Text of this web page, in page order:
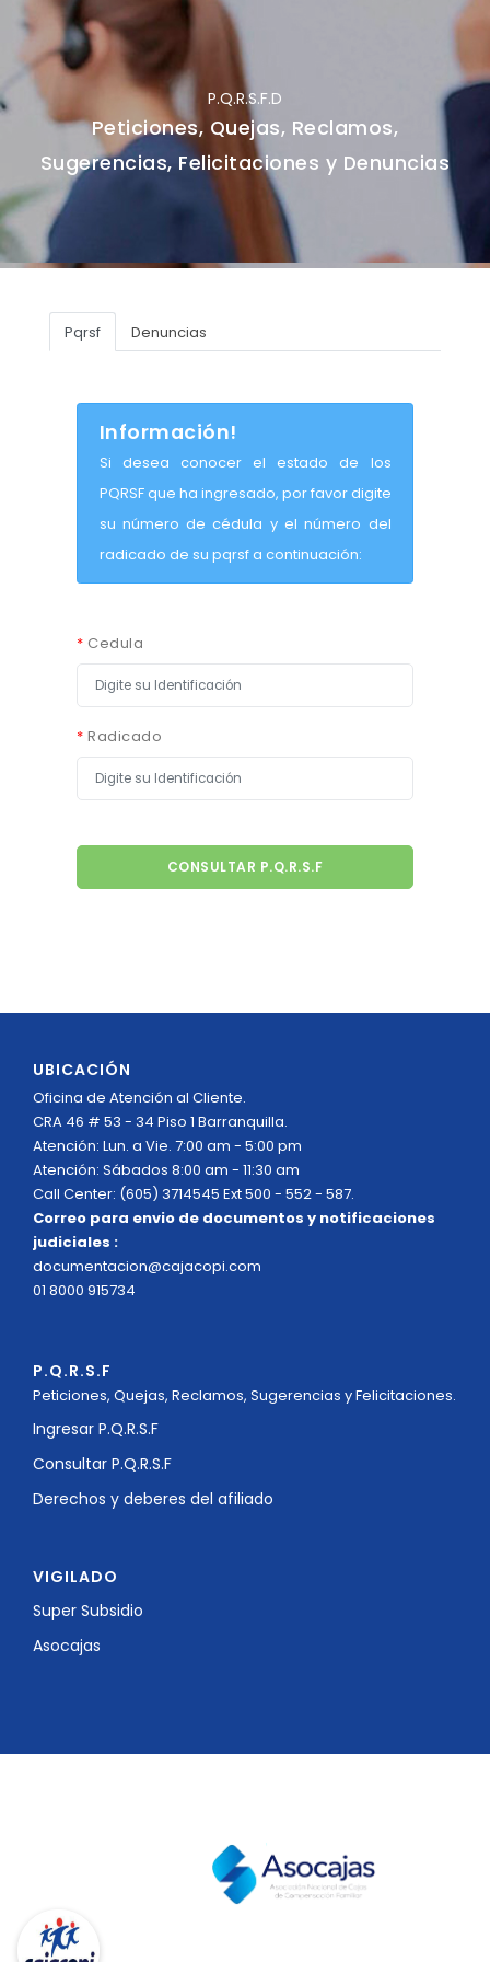
P.Q.R.S.F.D
Peticiones, Quejas, Reclamos,
Sugerencias, Felicitaciones y Denuncias
Pqrsf Denuncias
Información!
Si desea conocer el estado de los
PQRSF que ha ingresado, por favor digite
su número de cédula y el número del
radicado de su pqrsf a continuación:
* Cedula
* Radicado
CONSULTAR P.Q.R.S.F
UBICACIÓN
Oficina de Atención al Cliente.
CRA 46 # 53 - 34 Piso 1 Barranquilla.
Atención: Lun. a Vie. 7:00 am - 5:00 pm
Atención: Sábados 8:00 am - 11:30 am
Call Center: (605) 3714545 Ext 500 - 552 - 587.
Correo para envio de documentos y notificaciones
judiciales :
documentacion@cajacopi.com
01 8000 915734
P.Q.R.S.F
Peticiones, Quejas, Reclamos, Sugerencias y Felicitaciones.
Ingresar P.Q.R.S.F
Consultar P.Q.R.S.F
Derechos y deberes del afiliado
VIGILADO
Super Subsidio
Asocajas